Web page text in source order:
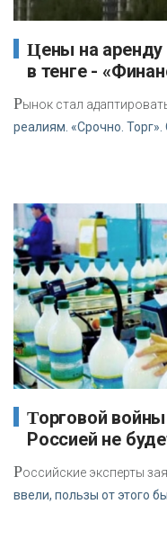
Цены на аренду квартир стали указывать
в тенге -
Рынок стал
реалиям. «Срочно.
Торговой войны между Казахстаном и
Россией не
Российские эксперты
ввели, пользы от этого